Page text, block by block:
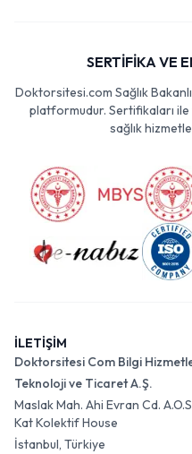
SERTİFİKA VE
Doktorsitesi.com Sağlık
platformudur. Sertifikaları ile
sağlık
İLETİŞİM
Doktorsitesi Com Bilgi
Teknoloji ve Ticaret A.Ş.
Maslak Mah. Ahi Evran Cd.
Kat Kolektif House
İstanbul, Türkiye